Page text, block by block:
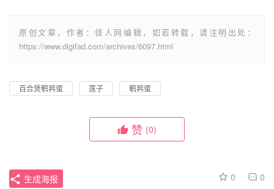
原创文章，作者：佳人网编辑，如若转载，请注明出处：
https://www.digifad.com/archives/6097.html
百合煲鹌鹑蛋 莲子 鹌鹑蛋
赞 (0)
0 0
生成海报